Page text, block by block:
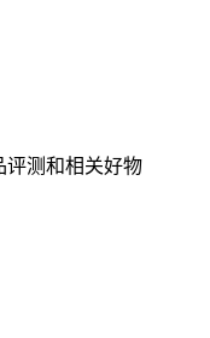
评测和相关好物